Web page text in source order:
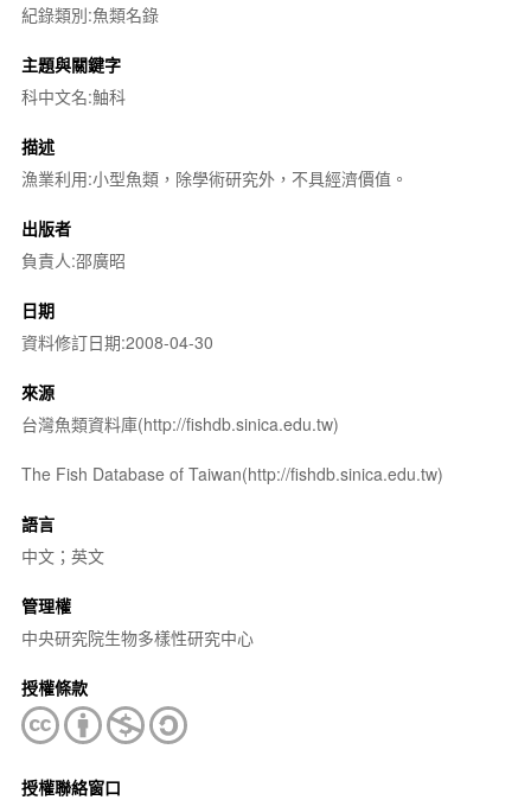
紀錄類別:魚類名錄
主題與關鍵字
科中文名:鮋科
描述
漁業利用:小型魚類，除學術研究外，不具經濟價值。
出版者
負責人:邵廣昭
日期
資料修訂日期:2008-04-30
來源
台灣魚類資料庫(http://fishdb.sinica.edu.tw)
The Fish Database of Taiwan(http://fishdb.sinica.edu.tw)
語言
中文；英文
管理權
中央研究院生物多樣性研究中心
授權條款
授權聯絡窗口